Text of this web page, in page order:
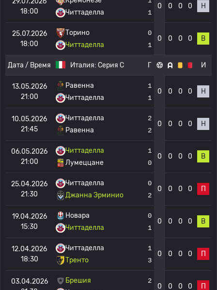
18:00
Читтаделла
1
0 0 0 0 Н
25.07.2026
18:00
Торино
Читтаделла
0
1
0 0 0 0 В
Дата / Время Италия: Серия C Г И
13.05.2026
21:00
Равенна
Читтаделла
1
1
0 0 0 0 Н
10.05.2026
21:45
Читтаделла
Равенна
2
2
0 0 0 0 Н
06.05.2026
21:00
Читтаделла
Лумеццане
1
0
0 0 0 0 В
25.04.2026
21:30
Читтаделла
Джанна Эрминио
0
2
0 0 0 0 П
19.04.2026
15:30
Новара
Читтаделла
0
1
0 0 0 0 В
12.04.2026
18:30
Читтаделла
Тренто
1
3
0 0 0 0 П
03.04.2026
Брешия
2
0 0 0 0 П